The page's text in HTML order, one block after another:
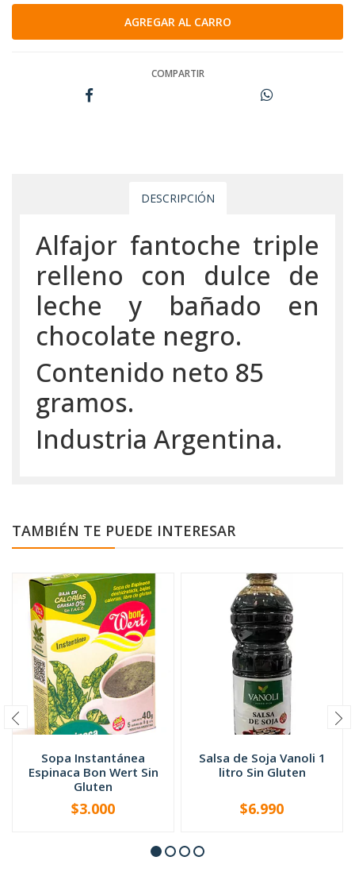
COMPARTIR
DESCRIPCIÓN
Alfajor fantoche triple
relleno con dulce de
leche y bañado en
chocolate negro.
Contenido neto 85
gramos.
Industria Argentina.
TAMBIÉN TE PUEDE INTERESAR
Sopa Instantánea
Espinaca Bon Wert Sin
Gluten
+
$3.000
Salsa de Soja Vanoli 1
litro Sin Gluten
+
$6.990